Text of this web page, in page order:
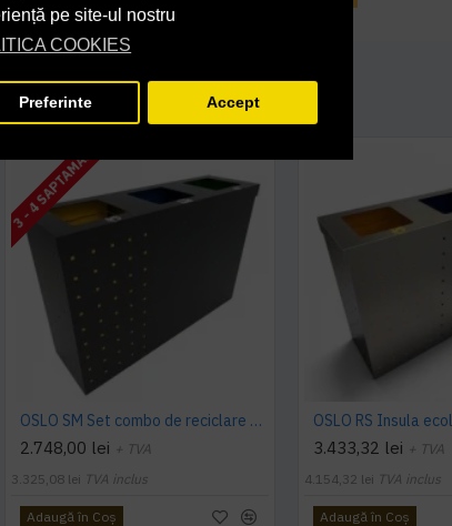
pe site-ul nostru
COOKIES
Preferinte Accept
3 - 4 SAPTAMANI
OSLO SM Set combo de reciclare din metal cu design modern
2.748,00 lei + TVA
3.325,08 lei TVA inclus
Adaugă în Coş
3.433,32 lei + TVA
4.154,32 lei TVA inclus
Adaugă în Coş